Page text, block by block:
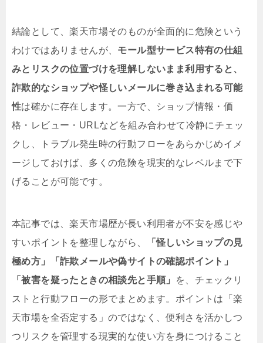
結論として、楽天市場そのものが全面的に危険という
わけではありませんが、 モール型サービス特有の仕組
みとリスクの位置づけを理解しないまま利用すると、
詐欺的なショップや怪しいメールに巻き込まれる可能
性は確かに存在します。一方で、ショップ情報・価
格・レビュー・URLなどを組み合わせて冷静にチェッ
クし、トラブル発生時の行動フローをあらかじめイメ
ージしておけば、多くの危険を現実的なレベルまで下
げることが可能です。
本記事では、楽天市場歴が長い利用者が不安を感じや
すいポイントを整理しながら、
「怪しいショップの見
極め方」「詐欺メールや偽サイトの確認ポイント」
「被害を疑ったときの相談先と手順」
を、チェックリ
ストと行動フローの形でまとめます。ポイントは「楽
天市場を全否定する」のではなく、便利さを活かしつ
つリスクを管理する現実的な使い方を身につけること